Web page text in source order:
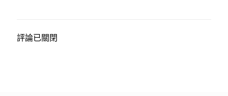
評論已關閉